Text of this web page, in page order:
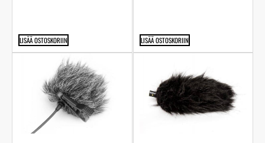
LISÄÄ OSTOSKORIIN LISÄÄ OSTOSKORIIN